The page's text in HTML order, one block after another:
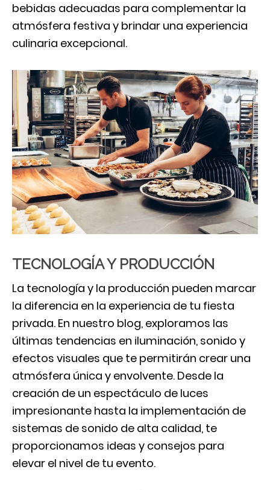
bebidas adecuadas para complementar la
atmósfera festiva y brindar una experiencia
culinaria excepcional.
TECNOLOGÍA Y PRODUCCIÓN
La tecnología y la producción pueden marcar
la diferencia en la experiencia de tu fiesta
privada. En nuestro blog, exploramos las
últimas tendencias en iluminación, sonido y
efectos visuales que te permitirán crear una
atmósfera única y envolvente. Desde la
creación de un espectáculo de luces
impresionante hasta la implementación de
sistemas de sonido de alta calidad, te
proporcionamos ideas y consejos para
elevar el nivel de tu evento.